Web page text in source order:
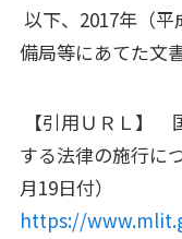
以下、2017年（
備局等にあてた文
【引用ＵＲＬ】
する法律の施行に
月19日付）
https://